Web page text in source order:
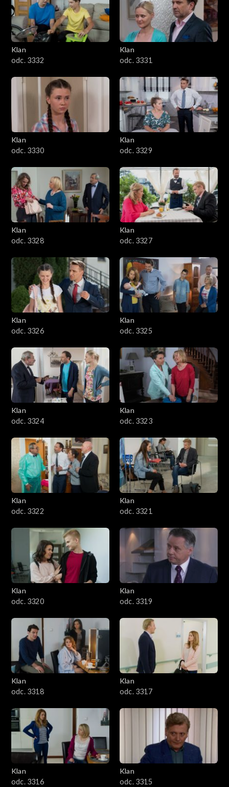
Klan
odc. 3332
Klan
odc. 3331
Klan
odc. 3330
Klan
odc. 3329
Klan
odc. 3328
Klan
odc. 3327
Klan
odc. 3326
Klan
odc. 3325
Klan
odc. 3324
Klan
odc. 3323
Klan
odc. 3322
Klan
odc. 3321
Klan
odc. 3320
Klan
odc. 3319
Klan
odc. 3318
Klan
odc. 3317
Klan
odc. 3316
Klan
odc. 3315